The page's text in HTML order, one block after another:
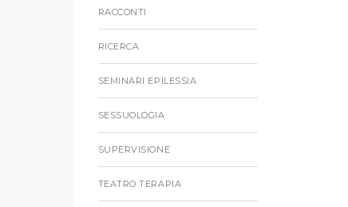
RACCONTI
RICERCA
SEMINARI EPILESSIA
SESSUOLOGIA
SUPERVISIONE
TEATRO TERAPIA